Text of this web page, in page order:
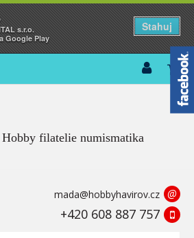
s.r.o.
Google Play
Stahuj
Hobby filatelie numismatika
mada@hobbyhavirov.cz @
+420 608 887 757